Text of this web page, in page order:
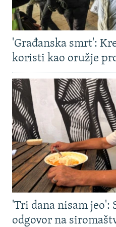
'Građanska smrt':
koristi kao oružje
'Tri dana nisam jeo':
odgovor na